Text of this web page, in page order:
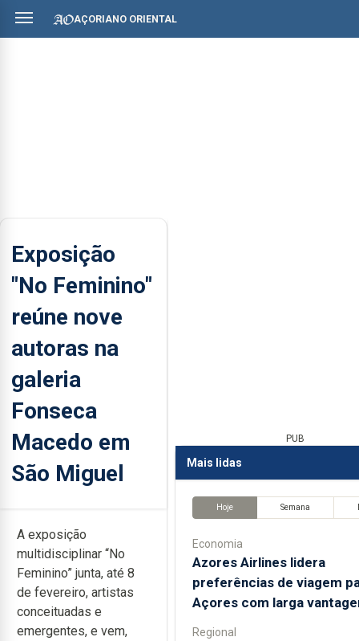
AÇORIANO ORIENTAL
Exposição
"No Feminino"
reúne nove
autoras na
galeria
Fonseca
Macedo em
São Miguel
A exposição
multidisciplinar “No
Feminino” junta, até 8
de fevereiro, artistas
conceituadas e
emergentes, e vem,
PUB
Mais lidas
Hoje Semana
Economia
Azores Airlines lidera
preferências de viagem
Açores com larga
Regional